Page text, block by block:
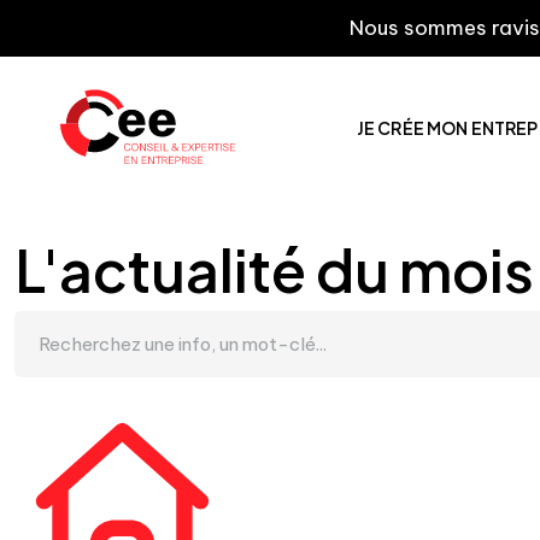
Nous sommes ravis
JE CRÉE MON
L'actualité du mois